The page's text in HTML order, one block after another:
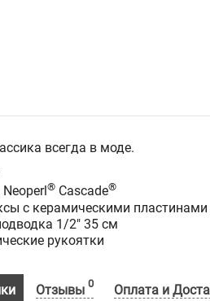
всегда в моде.
® Cascade®
с керамическими
1/2" 35 см
рукоятки
Отзывы 0 Оплата и